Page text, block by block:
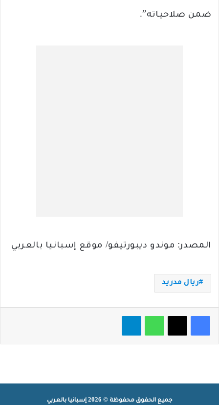
​​ضمن صلاحياته”.
المصدر: موندو ديبورتيفو/ موقع إسبانيا بالعربي
ريال مدريد
فيسبوك‫X واتساب تيلقرام
جميع الحقوق محفوظة © 2026 إسبانيا بالعربي